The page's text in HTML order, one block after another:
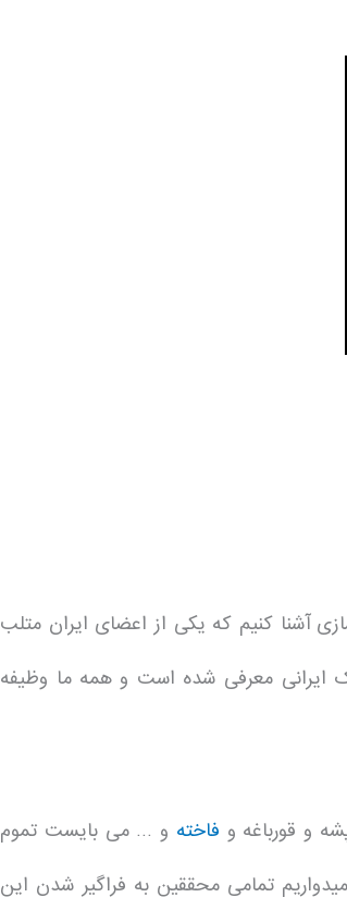
آشنا کنیم که یکی از اعضای ایران متلب
ایرانی معرفی شده است و همه ما وظیفه
و قورباغه و فاخته و … می بایست تموم
تمامی محققین به فراگیر شدن این